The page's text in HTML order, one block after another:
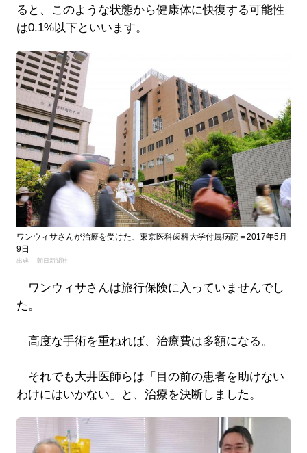
ると、このような状態から健康体に快復する可能性
は0.1%以下といいます。
ワンウィサさんが治療を受けた、東京医科歯科大学付属病院＝2017年5月
9日
出典： 朝日新聞社
ワンウィサさんは旅行保険に入っていませんでし
た。
高度な手術を重ねれば、治療費は多額になる。
それでも大井医師らは「目の前の患者を助けない
わけにはいかない」と、治療を決断しました。